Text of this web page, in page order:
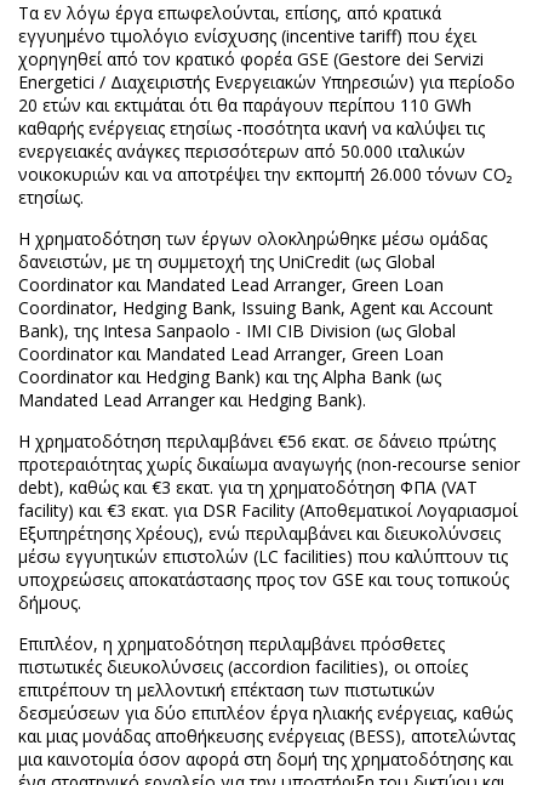
Τα εν λόγω έργα επωφελούνται, επίσης, από κρατικά
εγγυημένο τιμολόγιο ενίσχυσης (incentive tariff) που έχει
χορηγηθεί από τον κρατικό φορέα GSE (Gestore dei Servizi
Energetici / Διαχειριστής Ενεργειακών Υπηρεσιών) για περίοδο
20 ετών και εκτιμάται ότι θα παράγουν περίπου 110 GWh
καθαρής ενέργειας ετησίως -ποσότητα ικανή να καλύψει τις
ενεργειακές ανάγκες περισσότερων από 50.000 ιταλικών
νοικοκυριών και να αποτρέψει την εκπομπή 26.000 τόνων CO₂
ετησίως.
Η χρηματοδότηση των έργων ολοκληρώθηκε μέσω ομάδας
δανειστών, με τη συμμετοχή της UniCredit (ως Global
Coordinator και Mandated Lead Arranger, Green Loan
Coordinator, Hedging Bank, Issuing Bank, Agent και Account
Bank), της Intesa Sanpaolo - IMI CIB Division (ως Global
Coordinator και Mandated Lead Arranger, Green Loan
Coordinator και Hedging Bank) και της Alpha Βank (ως
Mandated Lead Arranger και Hedging Bank).
Η χρηματοδότηση περιλαμβάνει €56 εκατ. σε δάνειο πρώτης
προτεραιότητας χωρίς δικαίωμα αναγωγής (non-recourse senior
debt), καθώς και €3 εκατ. για τη χρηματοδότηση ΦΠΑ (VAT
facility) και €3 εκατ. για DSR Facility (Αποθεματικοί Λογαριασμοί
Εξυπηρέτησης Χρέους), ενώ περιλαμβάνει και διευκολύνσεις
μέσω εγγυητικών επιστολών (LC facilities) που καλύπτουν τις
υποχρεώσεις αποκατάστασης προς τον GSE και τους τοπικούς
δήμους.
Επιπλέον, η χρηματοδότηση περιλαμβάνει πρόσθετες
πιστωτικές διευκολύνσεις (accordion facilities), οι οποίες
επιτρέπουν τη μελλοντική επέκταση των πιστωτικών
δεσμεύσεων για δύο επιπλέον έργα ηλιακής ενέργειας, καθώς
και μιας μονάδας αποθήκευσης ενέργειας (BESS), αποτελώντας
μια καινοτομία όσον αφορά στη δομή της χρηματοδότησης και